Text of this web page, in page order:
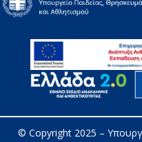
© Copyright 2025 –